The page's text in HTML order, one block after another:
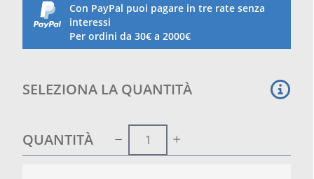
Con PayPal puoi pagare in tre rate senza
interessi
Per ordini da 30€ a 2000€
SELEZIONA LA QUANTITÀ
QUANTITÀ